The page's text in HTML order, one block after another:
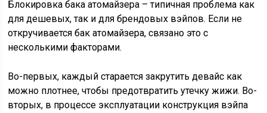
Блокировка бака атомайзера – типичная проблема как
для дешевых, так и для брендовых вэйпов. Если не
откручивается бак атомайзера, связано это с
несколькими факторами.
Во-первых, каждый старается закрутить девайс как
можно плотнее, чтобы предотвратить утечку жижи. Во-
вторых, в процессе эксплуатации конструкция вэйпа